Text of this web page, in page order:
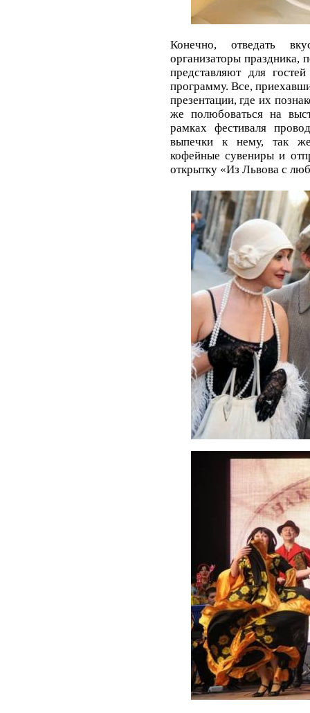
Конечно, отведать
организаторы праздника,
представляют для
программу. Все,
презентации, где их
же полюбоваться на
рамках фестиваля
выпечки к нему, так
кофейные сувениры и
открытку «Из Львова с